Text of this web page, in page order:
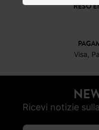
RESO
Visa,
Ricevi notizie